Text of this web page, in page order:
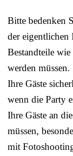
Bitte bedenken
der eigentlichen
Bestandteile
werden
Ihre Gäste
wenn die Party
Ihre Gäste an
müssen,
mit